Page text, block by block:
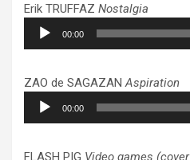
Erik TRUFFAZ Nostalgia
Lecteur
audio
00:00
ZAO de SAGAZANAspiration
Lecteur
audio
00:00
FLASH PIG Video games